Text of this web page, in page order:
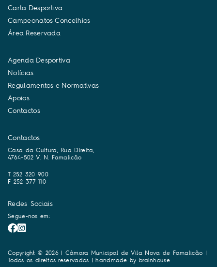
Carta Desportiva
Campeonatos Concelhios
Área Reservada
Agenda Desportiva
Notícias
Regulamentos e Normativas
Apoios
Contactos
Contactos
Casa da Cultura, Rua Direita,
4764-502 V. N. Famalicão
T 252 320 900
F 252 377 110
Redes Sociais
Segue-nos em:
Copyright © 2026 | Câmara Municipal de Vila Nova de Famalicão |
Todos os direitos reservados | handmade by brainhouse